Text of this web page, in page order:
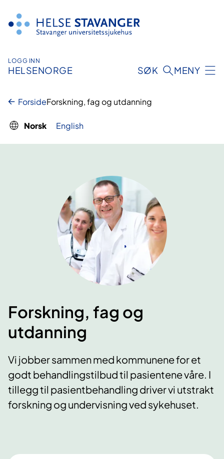
innhold
LOGG INN
HELSENORGE SØK MENY
ForsideForskning, fag og utdanning
Norsk English
Forskning, fag og
utdanning
Vi jobber sammen med kommunene for et
godt behandlingstilbud til pasientene våre. I
tillegg til pasientbehandling driver vi utstrakt
forskning og undervisning ved sykehuset.